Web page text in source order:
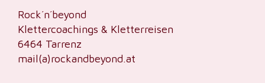
Rock´n´beyond
Klettercoachings & Kletterreisen
6464 Tarrenz
mail(a)rockandbeyond.at